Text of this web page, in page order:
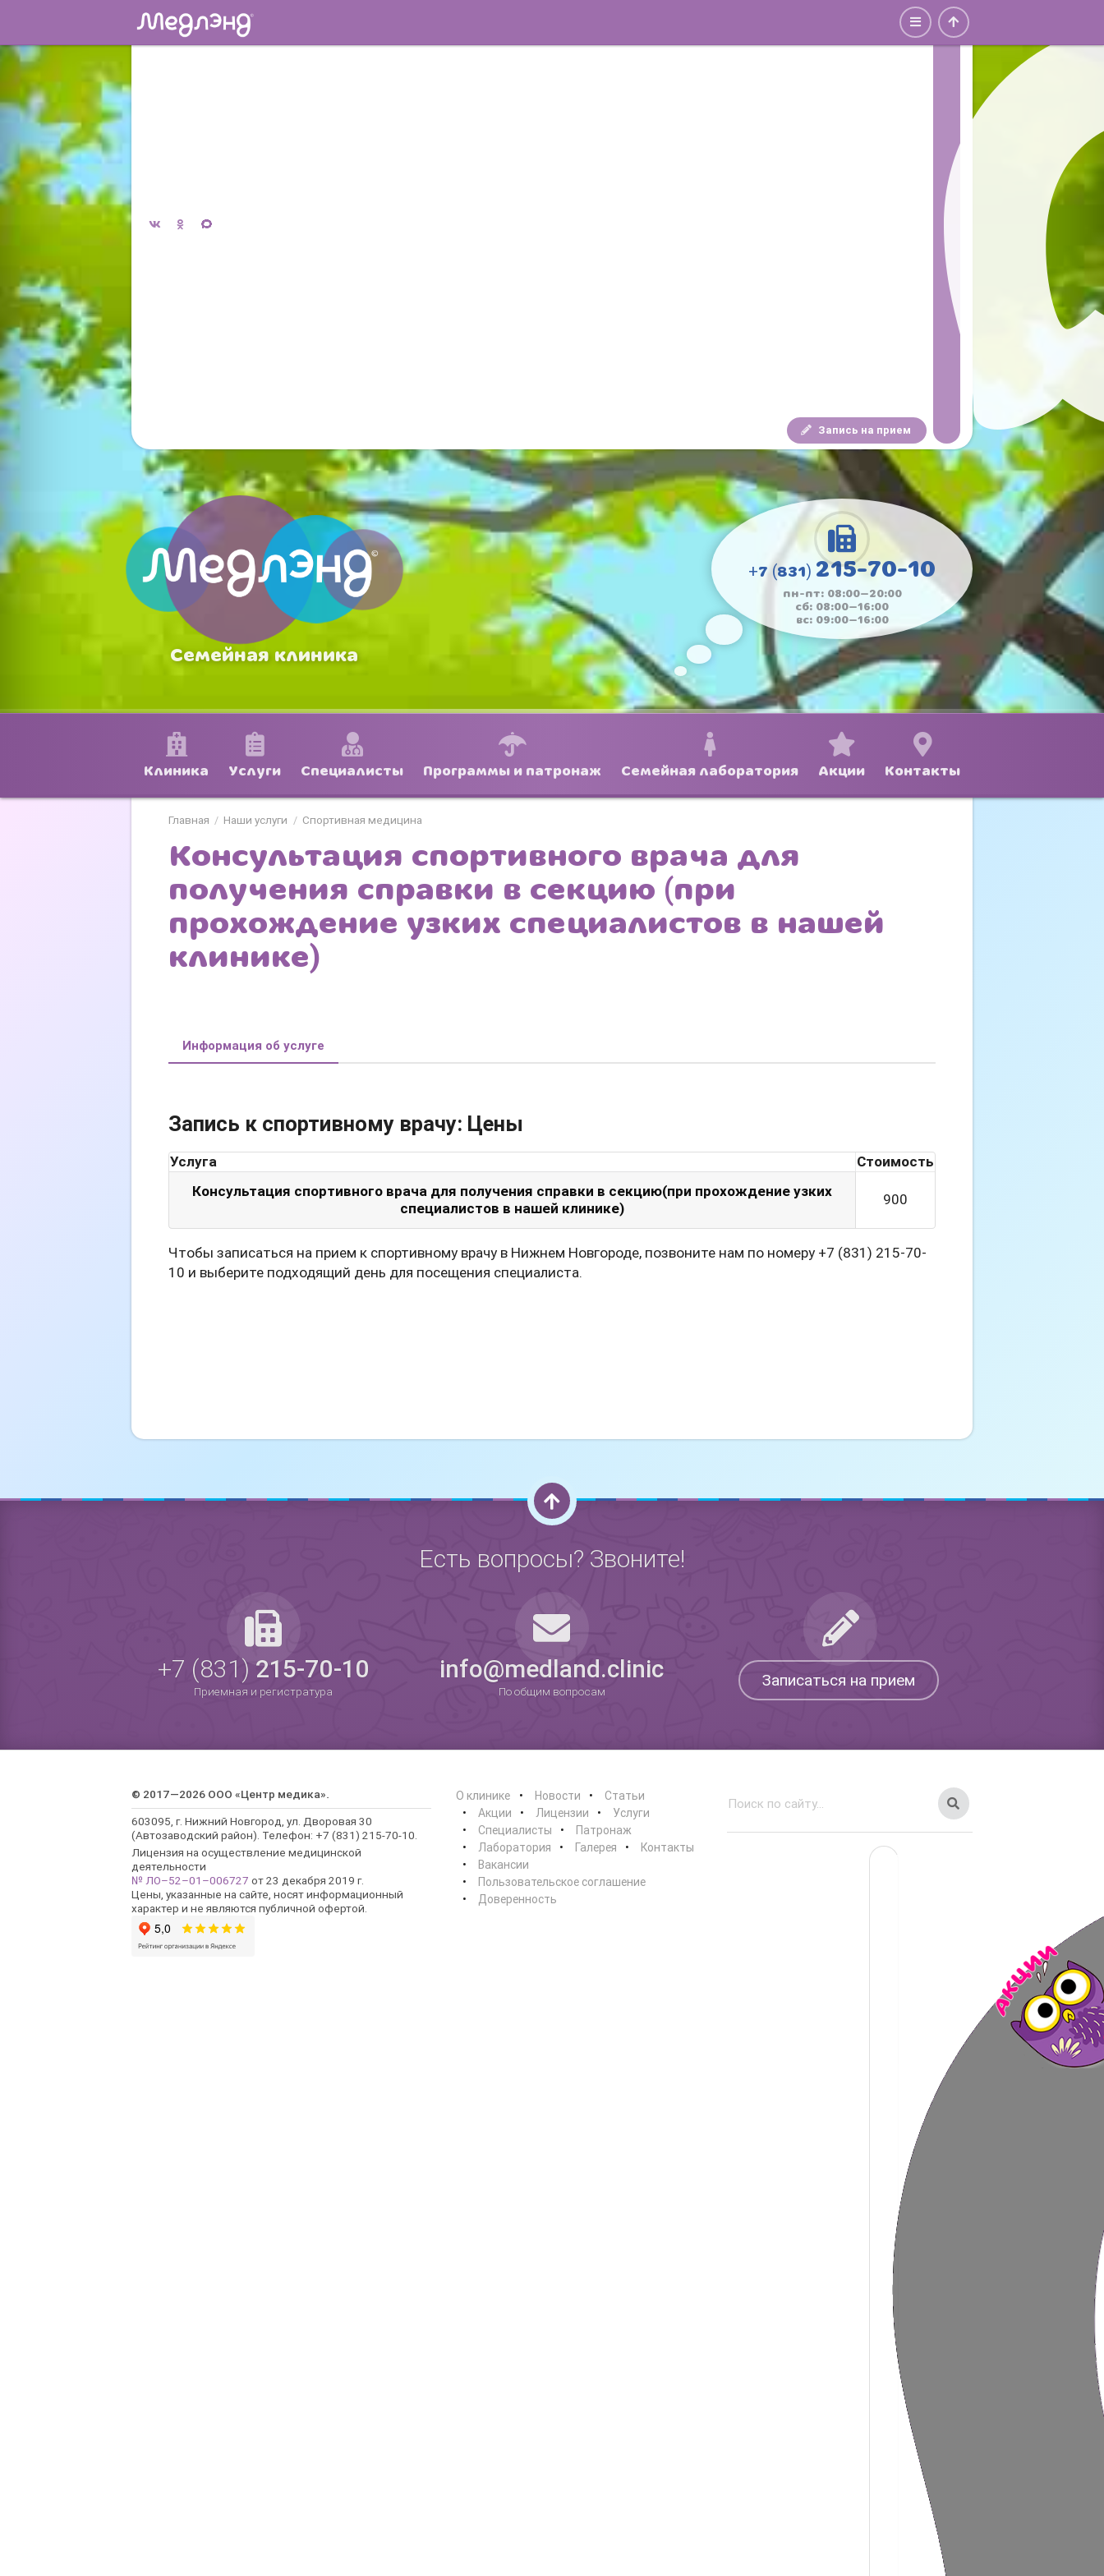
Запись на прием
Семейная клиника
+7 (831) 215-70-10
пн-пт: 08:00—20:00
сб: 08:00—16:00
вс: 09:00—16:00
Клиника Услуги Специалисты Программы и патронаж Семейная лаборатория Акции Контакты
Главная / Наши услуги / Спортивная медицина
Консультация спортивного врача для
получения справки в секцию (при
прохождение узких специалистов в нашей
клинике)
Информация об услуге
Запись к спортивному врачу: Цены
Услуга
Стоимость
Консультация спортивного врача для получения справки в секцию(при прохождение узких
специалистов в нашей клинике)
900
Чтобы записаться на прием к спортивному врачу в Нижнем Новгороде, позвоните нам по номеру +7 (831) 215-70-
10 и выберите подходящий день для посещения специалиста.
Есть вопросы? Звоните!
+7 (831) 215-70-10
Приемная и регистратура
info@medland.clinic
По общим вопросам
Записаться на прием
© 2017—2026 ООО «Центр медика».
603095, г. Нижний Новгород, ул. Дворовая 30
(Автозаводский район). Телефон: +7 (831) 215-70-10.
Лицензия на осуществление медицинской
деятельности
№ ЛО–52–01–006727 от 23 декабря 2019 г.
Цены, указанные на сайте, носят информационный
характер и не являются публичной офертой.
О клинике Новости
Статьи
Акции
Лицензии
Услуги
Специалисты
Патронаж
Лаборатория
Галерея
Контакты
Вакансии
Пользовательское соглашение
Доверенность